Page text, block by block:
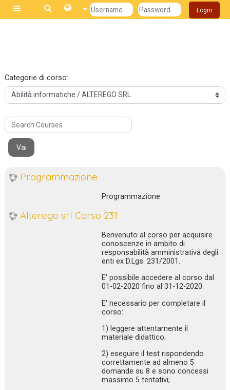
Pannello laterale Login
Categorie di corso:
Search Courses
Vai
Programmazione
Programmazione
Alterego srl Corso 231
Benvenuto al corso per acquisire
conoscenze in ambito di
responsabilità amministrativa degli
enti ex D.Lgs. 231/2001.
E' possibile accedere al corso dal
01-02-2020 fino al 31-12-2020.
E' necessario per completare il
corso:
1) leggere attentamente il
materiale didattico;
2) eseguire il test rispondendo
correttamente ad almeno 5
domande su 8 e sono concessi
massimo 5 tentativi;